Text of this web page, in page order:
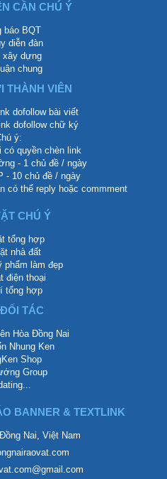
CẦN CHÚ Ý
báo BQT
diễn đàn
xây dựng
chung
THÀNH VIÊN
dofollow bài viết
dofollow chữ ký
ý:
có quyền chèn link
- 1 chủ đề / ngày
- 10 chủ đề / ngày
có thể reply hoặc commment
CHÚ Ý
tổng hợp
nhà đất
phẩm làm đẹp
điện thoại
tổng hợp
TÁC
Hòa Đồng Nai
Nhung Ken
Shop
Group
BANNER & TEXTLINK
Nai, Việt Nam